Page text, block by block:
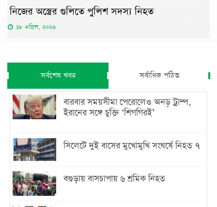
নিজের অস্ত্রের গুলিতে পুলিশ সদস্য নিহত
১৮ এপ্রিল, ২০২৬
সর্বশেষ খবর সর্বাধিক পঠিত
বারবার সময়সীমা পেরোলেও অনড় ট্রাম্প,
ইরানের সঙ্গে চুক্তি ‘শিগগিরই’
সিলেটে দুই বাসের মুখোমুখি সংঘর্ষে নিহত ৭
বগুড়ায় বাসচাপায় ৬ শ্রমিক নিহত